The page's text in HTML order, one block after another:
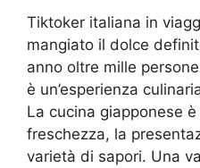
Tiktoker italiana in
mangiato il dolce
anno oltre mille
è un’esperienza
La cucina giapponese
freschezza, la
varietà di sapori. Una